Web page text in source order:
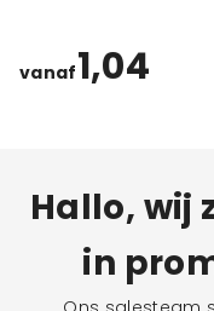
vanaf1,04
Hallo, wij
in